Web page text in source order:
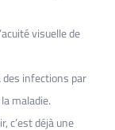
visuelle de
des infections par
maladie.
c’est déjà une